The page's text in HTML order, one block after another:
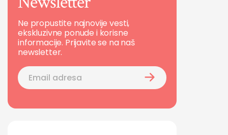
Ne propustite najnovije vesti,
ekskluzivne ponude i korisne
informacije. Prijavite se na naš
newsletter.